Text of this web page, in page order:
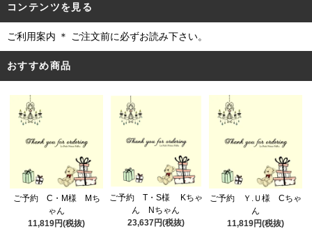
コンテンツを見る
ご利用案内 ＊ ご注文前に必ずお読み下さい。
おすすめ商品
ご予約 C・M様 Mち
ゃん
11,819円(税抜)
ご予約 T・S様 Kちゃ
ん Nちゃん
23,637円(税抜)
ご予約 Ｙ.Ｕ様 Cちゃ
ん
11,819円(税抜)